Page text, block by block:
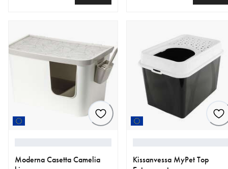
Moderna Casetta Camelia
Kissanvessa MyPet Top